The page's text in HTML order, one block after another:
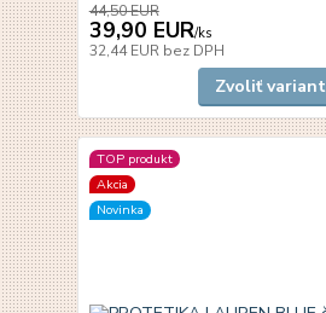
44,50 EUR
39,90 EUR/ks
32,44 EUR bez DPH
Zvoliť variant
TOP produkt
Akcia
Novinka